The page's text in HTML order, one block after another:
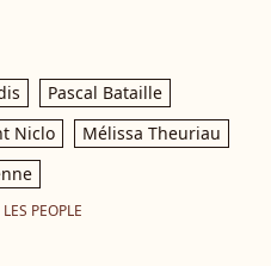
Pascal Bataille
Niclo
Mélissa Theuriau
PEOPLE